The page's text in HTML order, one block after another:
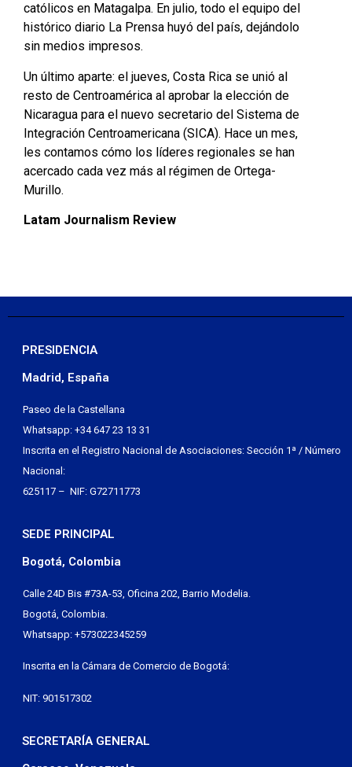
católicos en Matagalpa. En julio, todo el equipo del
histórico diario La Prensa huyó del país, dejándolo
sin medios impresos.
Un último aparte: el jueves, Costa Rica se unió al
resto de Centroamérica al aprobar la elección de
Nicaragua para el nuevo secretario del Sistema de
Integración Centroamericana (SICA). Hace un mes,
les contamos cómo los líderes regionales se han
acercado cada vez más al régimen de Ortega-
Murillo.
Latam Journalism Review
PRESIDENCIA
Madrid, España
Paseo de la Castellana
Whatsapp: +34 647 23 13 31
Inscrita en el Registro Nacional de Asociaciones: Sección 1ª / Número
Nacional:
625117 – NIF: G72711773
SEDE PRINCIPAL
Bogotá, Colombia
Calle 24D Bis #73A-53, Oficina 202, Barrio Modelia.
Bogotá, Colombia.
Whatsapp: +573022345259
Inscrita en la Cámara de Comercio de Bogotá:
NIT: 901517302
SECRETARÍA GENERAL